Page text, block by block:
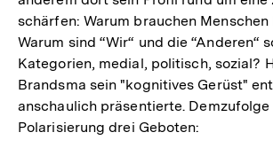
schärfen: Warum brauchen Menschen
Warum sind “Wir“ und die “Anderen“
Kategorien, medial, politisch, sozial?
Brandsma sein "kognitives Gerüst"
anschaulich präsentierte.
Polarisierung drei Geboten: